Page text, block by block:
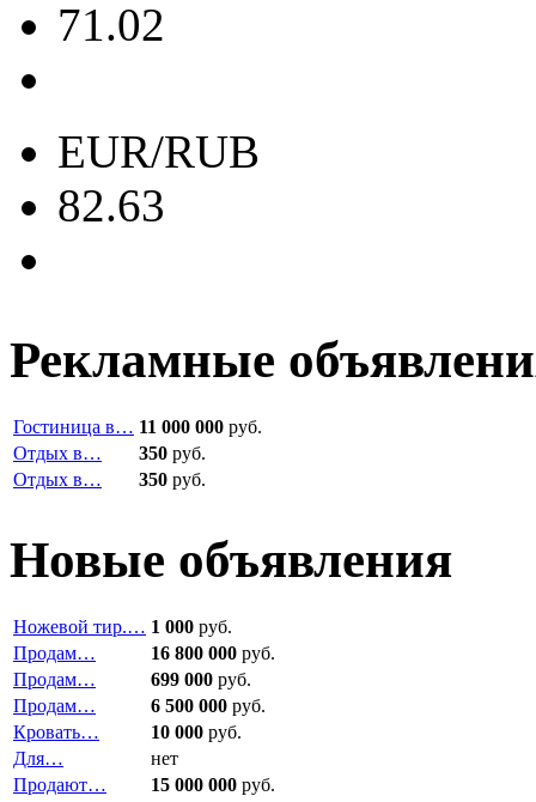
71.02
EUR/RUB
82.63
Рекламные
Гостиница в… 11 000 000 руб.
Отдых в…
350 руб.
Отдых в…
350 руб.
Новые объявления
Ножевой тир.… 1 000 руб.
Продам…
16 800 000 руб.
Продам…
699 000 руб.
Продам…
6 500 000 руб.
Кровать…
10 000 руб.
Для…
нет
Продают…
15 000 000 руб.